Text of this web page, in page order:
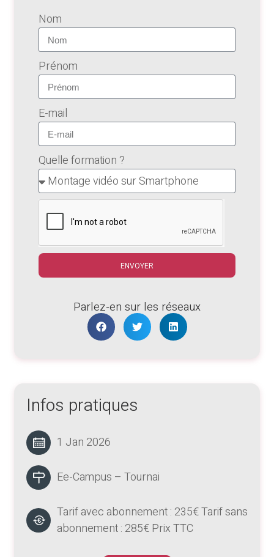
Nom
Prénom
E-mail
Quelle formation ?
ENVOYER
Parlez-en sur les réseaux
Infos pratiques
1 Jan 2026
Ee-Campus – Tournai
Tarif avec abonnement : 235€ Tarif sans
abonnement : 285€ Prix TTC